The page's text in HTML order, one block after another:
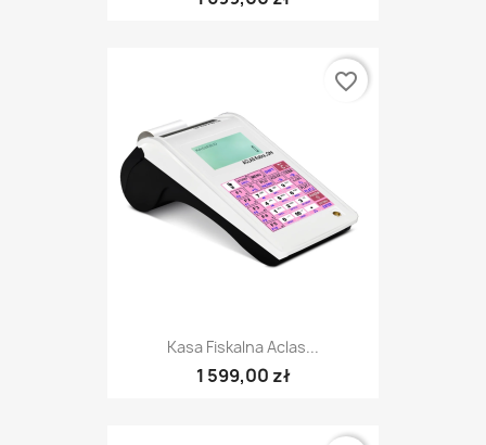
Kasa Fiskalna Aclas...
1 599,00 zł
favorite_border